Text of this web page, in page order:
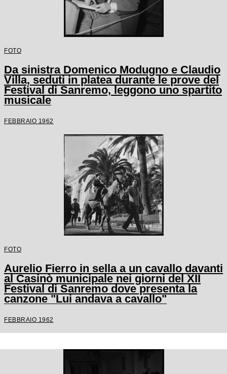
FOTO
Da sinistra Domenico Modugno e Claudio
Villa, seduti in platea durante le prove del
Festival di Sanremo, leggono uno spartito
musicale
FEBBRAIO 1962
FOTO
Aurelio Fierro in sella a un cavallo davanti
al Casinò municipale nei giorni del XII
Festival di Sanremo dove presenta la
canzone "Lui andava a cavallo"
FEBBRAIO 1962